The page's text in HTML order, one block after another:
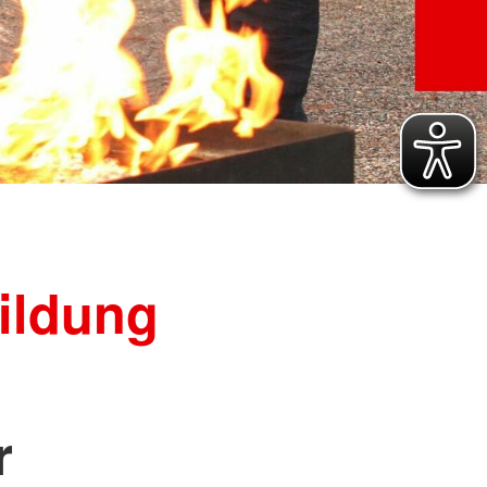
für
Schwangerschaftskonfliktberatung
Suchdienst
Kreisauskunftsbüro
Suchdienst